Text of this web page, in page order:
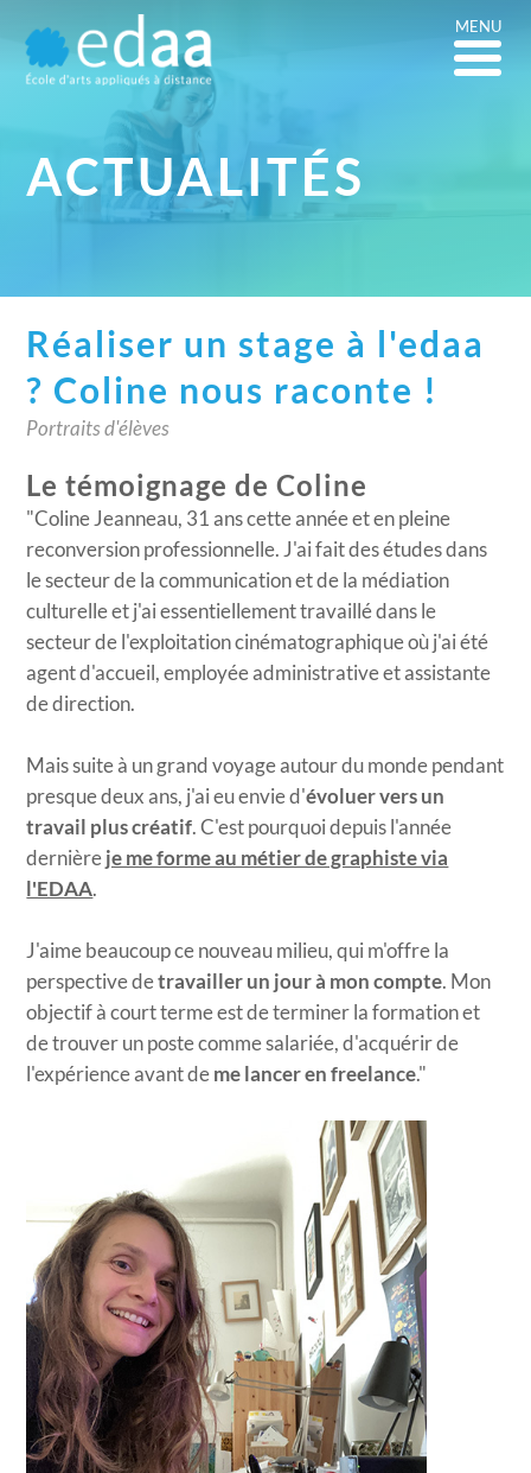
MENU
ACTUALITÉS
Réaliser un stage à l'edaa
? Coline nous raconte !
Portraits d'élèves
Le témoignage de Coline
"Coline Jeanneau, 31 ans cette année et en pleine
reconversion professionnelle. J'ai fait des études dans
le secteur de la communication et de la médiation
culturelle et j'ai essentiellement travaillé dans le
secteur de l'exploitation cinématographique où j'ai été
agent d'accueil, employée administrative et assistante
de direction.
Mais suite à un grand voyage autour du monde pendant
presque deux ans, j'ai eu envie d'évoluer vers un
travail plus créatif. C'est pourquoi depuis l'année
dernière je me forme au métier de graphiste via
l'EDAA.
J'aime beaucoup ce nouveau milieu, qui m'offre la
perspective detravailler un jour à mon compte. Mon
objectif à court terme est de terminer la formation et
de trouver un poste comme salariée, d'acquérir de
l'expérience avant de me lancer en freelance."